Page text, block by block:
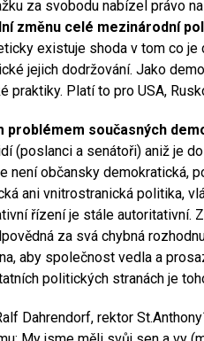
za svobodu nabízel právo
změnu celé mezinárodní
existuje shoda v tom co je
jejich dodržování. Jako
praktiky. Platí to pro USA,
problémem současných
(poslanci a senátoři) aniž je
není občansky demokratická,
ani vnitrostranická politika,
řízení je stále autoritativní.
za svá chybná
aby společnost vedla a
politických stranách je
Dahrendorf, rektor